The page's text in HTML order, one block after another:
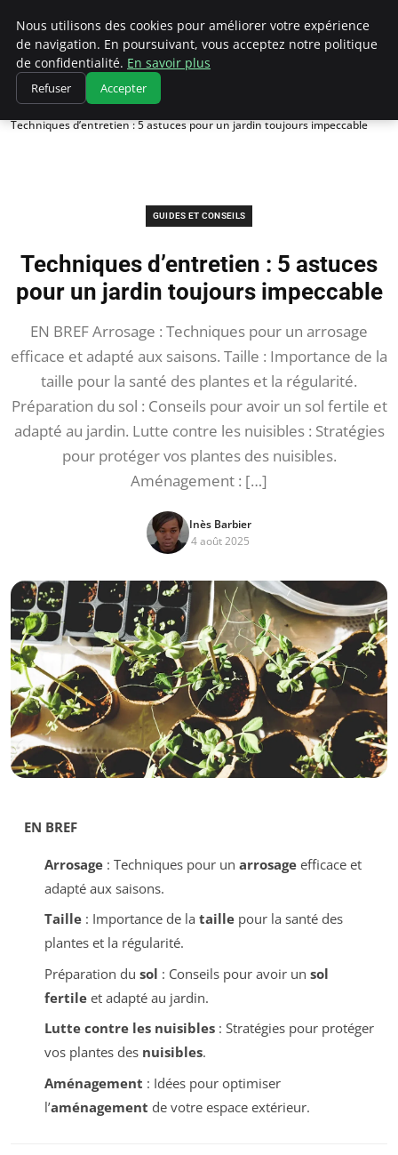
Chasseur De Tête
Accueil
Guides et Conseils
Techniques d’entretien : 5 astuces pour un jardin toujours impeccable
GUIDES ET CONSEILS
Techniques d’entretien : 5 astuces
pour un jardin toujours impeccable
EN BREF Arrosage : Techniques pour un arrosage
efficace et adapté aux saisons. Taille : Importance de la
taille pour la santé des plantes et la régularité.
Préparation du sol : Conseils pour avoir un sol fertile et
adapté au jardin. Lutte contre les nuisibles : Stratégies
pour protéger vos plantes des nuisibles.
Aménagement : […]
Inès Barbier
4 août 2025
EN BREF
Arrosage: Techniques pour un arrosageefficace et
adapté aux saisons.
Taille: Importance de la taillepour la santé des
plantes et la régularité.
Préparation du sol : Conseils pour avoir un sol
fertileet adapté au jardin.
Lutte contre les nuisibles: Stratégies pour protéger
vos plantes des nuisibles.
Aménagement : Idées pour optimiser
l’aménagement de votre espace extérieur.
Nous utilisons des cookies pour améliorer votre expérience
de navigation. En poursuivant, vous acceptez notre politique
de confidentialité. En savoir plus
Refuser Accepter